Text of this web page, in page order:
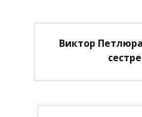
Виктор